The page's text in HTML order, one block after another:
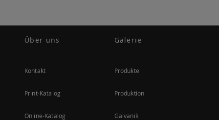
Über uns
Kontakt
Print-Katalog
Online-Katalog
Galerie
Produkte
Produktion
Galvanik